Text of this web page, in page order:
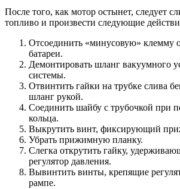
После того, как мотор остынет, следует
топливо и произвести следующие
Отсоединить «минусовую» клемму
батареи.
Демонтировать шланг вакуумного
системы.
Отвинтить гайки на трубке слива
шланг рукой.
Соединить шайбу с трубочкой при
кольца.
Выкрутить винт, фиксирующий
Убрать прижимную планку.
Слегка открутить гайку,
регулятор давления.
Вывинтить винты, крепящие
рампе.